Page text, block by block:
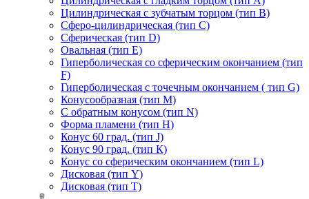
Цилиндрическая с зубчатым торцом (тип В)
Сферо-цилиндрическая (тип С)
Сферическая (тип D)
Овальная (тип Е)
Гиперболическая со сферическим окончанием (тип
F)
Гиперболическая с точечным окончанием ( тип G)
Конусообразная (тип М)
C обратным конусом (тип N)
Форма пламени (тип H)
Конус 60 град. (тип J)
Конус 90 град. (тип К)
Конус со сферическим окончанием (тип L)
Дисковая (тип Y)
Дисковая (тип Т)